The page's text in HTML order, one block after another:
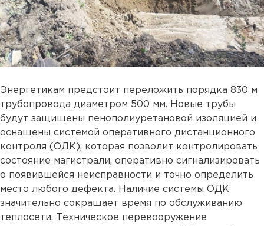
Энергетикам предстоит переложить порядка 830 м
трубопровода диаметром 500 мм. Новые трубы
будут защищены пенополиуретановой изоляцией и
оснащены системой оперативного дистанционного
контроля (ОДК), которая позволит контролировать
состояние магистрали, оперативно сигнализировать
о появившейся неисправности и точно определить
место любого дефекта. Наличие системы ОДК
значительно сокращает время по обслуживанию
теплосети. Техническое перевооружение